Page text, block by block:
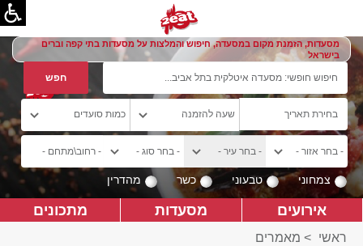
מסעדות, הזמנת מקום במסעדה, חיפוש והמלצות על מסעדות בתי קפה וברים
בישראל
צמחוני טבעוני כשר מהדרין
אירועים מסעדות מתכונים
ראשי > מאמרים